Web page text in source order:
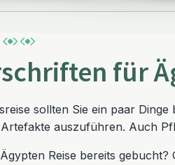
für
sollten Sie ein paar
auszuführen. Auch
Reise bereits